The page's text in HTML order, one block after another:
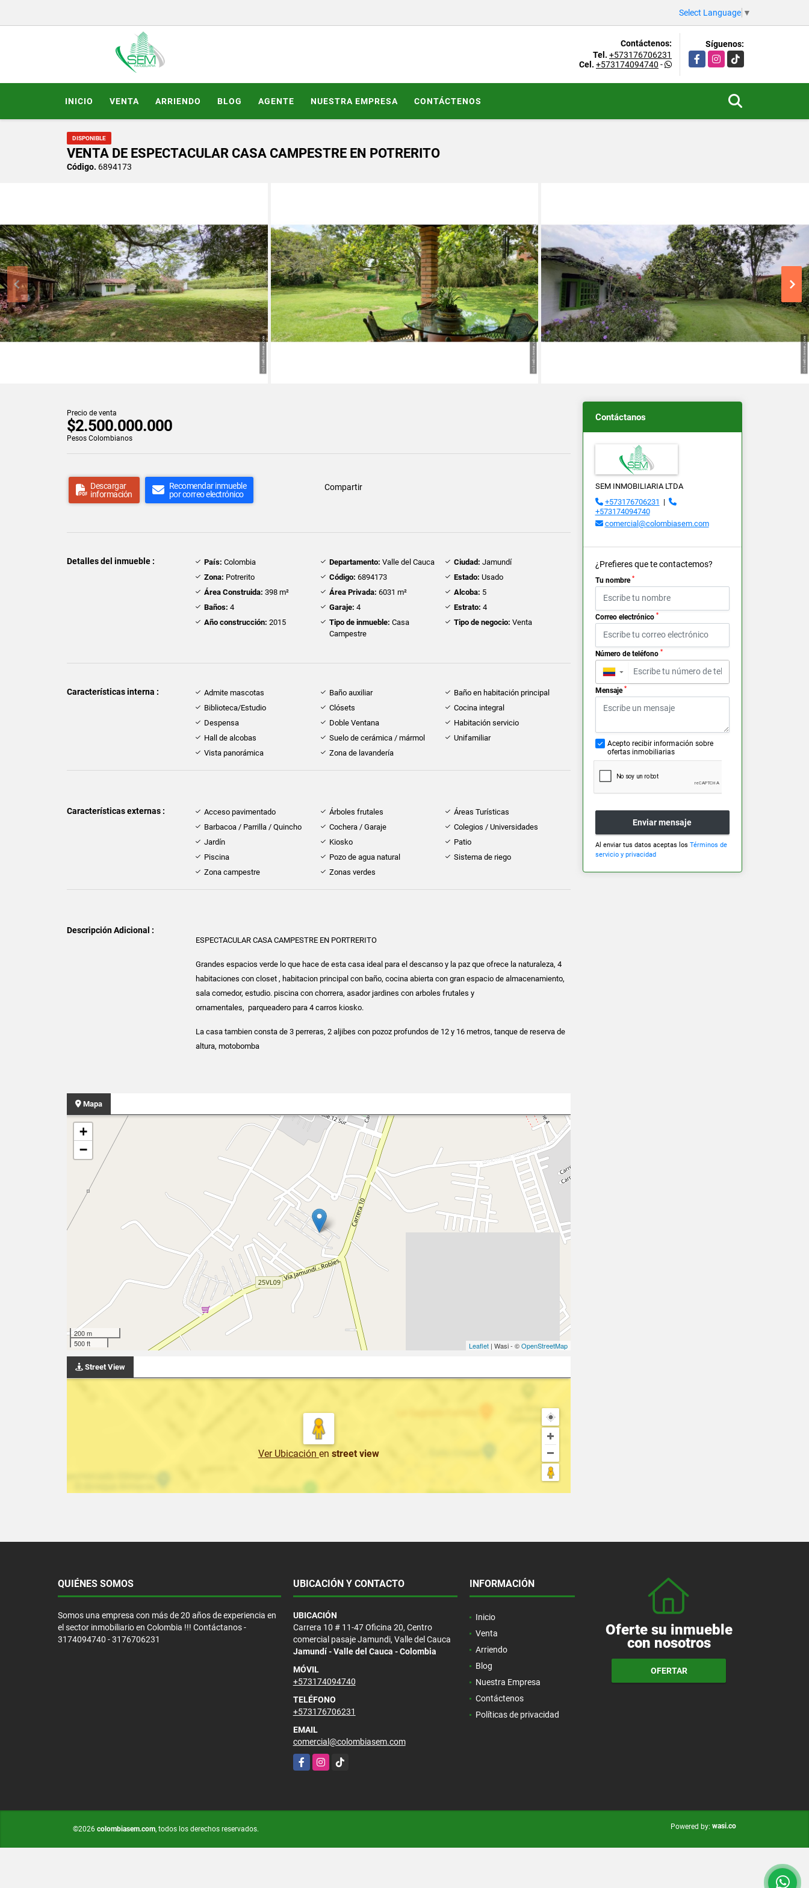
Select Language ▼
Contáctenos:
Tel. +573176706231
Cel. +573174094740 -
Síguenos:
FacebookInstagram
TikTok
INICIO VENTA ARRIENDO BLOG AGENTE NUESTRA EMPRESA CONTÁCTENOS
DISPONIBLE
VENTA DE ESPECTACULAR CASA CAMPESTRE EN POTRERITO
Código. 6894173
Precio de venta
$2.500.000.000
Pesos Colombianos
Descargar
información
Recomendar inmueble
por correo electrónico
Compartir
Detalles del inmueble : País: Colombia Departamento: Valle del Cauca Ciudad: Jamundí
Zona: Potrerito Código: 6894173 Estado: Usado
Área Construida: 398 m² Área Privada: 6031 m² Alcoba: 5
Baños: 4 Garaje: 4 Estrato: 4
Año construcción: 2015 Tipo de inmueble: Casa
Campestre
Tipo de negocio: Venta
Características interna : Admite mascotas Baño auxiliar
Baño en habitación principal
Biblioteca/Estudio
Clósets
Cocina integral
Despensa
Doble Ventana
Habitación servicio
Hall de alcobas
Suelo de cerámica / mármol
Unifamiliar
Vista panorámica
Zona de lavandería
Características externas : Acceso pavimentado Árboles frutales
Áreas Turísticas
Barbacoa / Parrilla / Quincho
Cochera / Garaje
Colegios / Universidades
Jardín
Kiosko
Patio
Piscina
Pozo de agua natural
Sistema de riego
Zona campestre
Zonas verdes
Descripción Adicional :
ESPECTACULAR CASA CAMPESTRE EN PORTRERITO
Grandes espacios verde lo que hace de esta casa ideal para el descanso y la paz que ofrece la naturaleza, 4
habitaciones con closet , habitacion principal con baño, cocina abierta con gran espacio de almacenamiento,
sala comedor, estudio. piscina con chorrera, asador jardines con arboles frutales y
ornamentales, parqueadero para 4 carros kiosko.
La casa tambien consta de 3 perreras, 2 aljibes con pozoz profundos de 12 y 16 metros, tanque de reserva de
altura, motobomba
Mapa
+
−
200 m
500 ft
Leaflet| Wasi - ©OpenStreetMap
Street View
Ver Ubicación en street view
Contáctanos
SEM INMOBILIARIA LTDA
+573176706231 |
+573174094740
comercial@colombiasem.com
¿Prefieres que te contactemos?
Tu nombre *
Correo electrónico *
Número de teléfono *
▼
Mensaje *
Acepto recibir información sobre
ofertas inmobiliarias
Enviar mensaje
Al enviar tus datos aceptas los Términos de
servicio y privacidad
QUIÉNES SOMOS
Somos una empresa con más de 20 años de experiencia en
el sector inmobiliario en Colombia !!! Contáctanos -
3174094740 - 3176706231
UBICACIÓN Y CONTACTO
UBICACIÓN
Carrera 10 # 11-47 Oficina 20, Centro
comercial pasaje Jamundi, Valle del Cauca
Jamundí - Valle del Cauca - Colombia
MÓVIL
+573174094740
TELÉFONO
+573176706231
EMAIL
comercial@colombiasem.com
FacebookInstagram
TikTok
INFORMACIÓN
Inicio
Venta
Arriendo
Blog
Nuestra Empresa
Contáctenos
Políticas de privacidad
Oferte su inmueble
con nosotros
OFERTAR
©2026 colombiasem.com, todos los derechos reservados. Powered by: wasi.co